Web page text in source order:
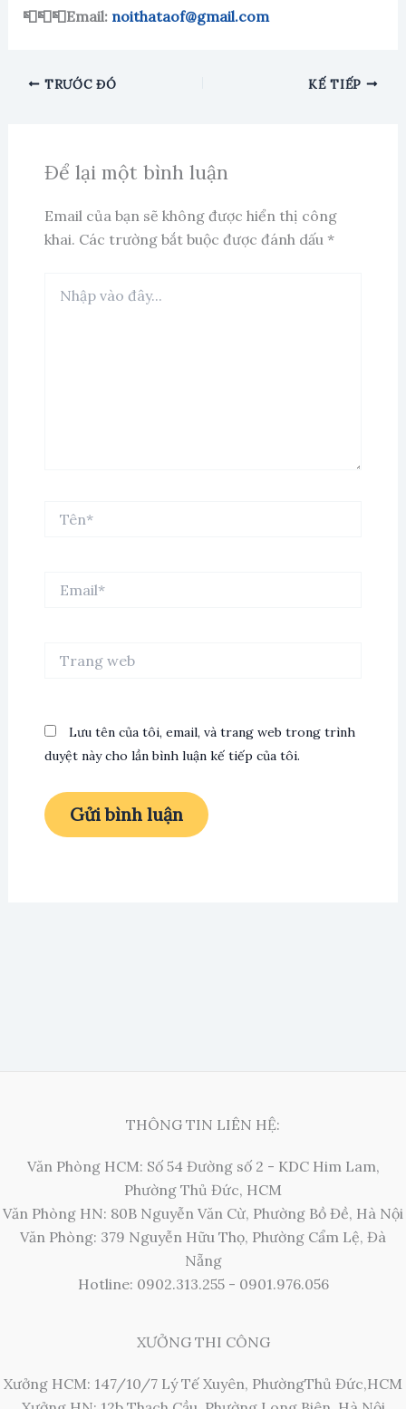
📮📮📮Email: noithataof@gmail.com
TRƯỚC ĐÓ KẾ TIẾP
Để lại một bình luận
Email của bạn sẽ không được hiển thị công
khai. Các trường bắt buộc được đánh dấu *
vào
web
Lưu tên của tôi, email, và trang web trong trình
duyệt này cho lần bình luận kế tiếp của tôi.
THÔNG TIN LIÊN HỆ:
Văn Phòng HCM: Số 54 Đường số 2 - KDC Him Lam,
Phường Thủ Đức, HCM
Văn Phòng HN: 80B Nguyễn Văn Cừ, Phường Bồ Đề, Hà Nội
Văn Phòng: 379 Nguyễn Hữu Thọ, Phường Cẩm Lệ, Đà
Nẵng
Hotline: 0902.313.255 - 0901.976.056
XƯỞNG THI CÔNG
Xưởng HCM: 147/10/7 Lý Tế Xuyên, PhườngThủ Đức,HCM